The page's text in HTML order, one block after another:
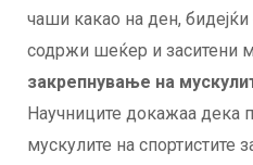
чаши какао на ден, бидејќи
содржи шеќер и заситени
закрепнување на
Научниците докажаа дека
мускулите на спортистите